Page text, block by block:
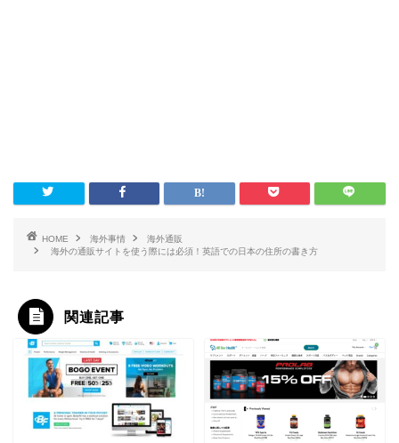
HOME 海外事情
海外通販
海外の通販サイトを使う際には必須！英語での日本の住所の書き方
関連記事